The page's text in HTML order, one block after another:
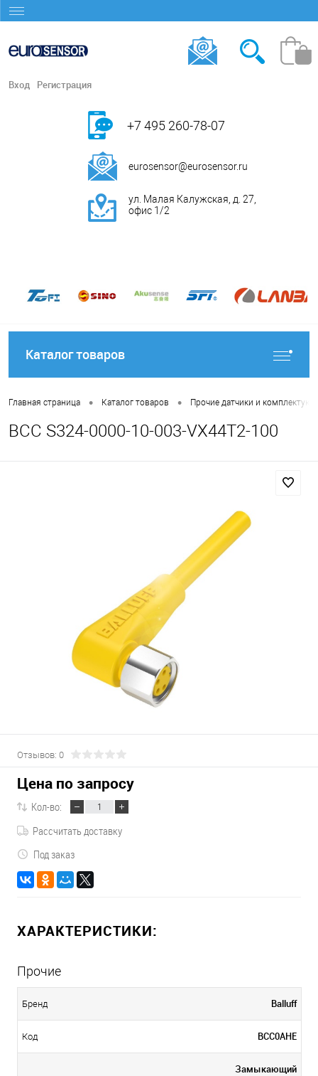
Вход Регистрация
+7 495 260-78-07
eurosensor@eurosensor.ru
ул. Малая Калужская, д. 27,
офис 1/2
Каталог товаров
Главная страница • Каталог товаров • Прочие датчики и
BCC S324-0000-10-003-VX44T2-100
Отзывов: 0
Цена по запросу
Кол-во:
Рассчитать доставку
Под заказ
ХАРАКТЕРИСТИКИ:
Прочие
Бренд Balluff
Код BCC0AHE
Замыкающий